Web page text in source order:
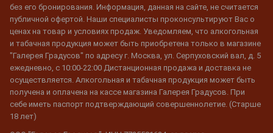
без его бронирования. Информация, данная на сайте, не считается
публичной офертой. Наши специалисты проконсультируют Вас о
ценах на товар и условиях продаж. Уведомляем, что алкогольная
и табачная продукция может быть приобретена только в магазине
"Галерея Градусов" по адресу г. Москва, ул. Серпуховский вал, д. 5
ежедневно, с 10:00-22:00 Дистанционная продажа и доставка не
осуществляется. Алкогольная и табачная продукция может быть
получена и оплачена на кассе магазина Галерея Градусов. При
себе иметь паспорт подтверждающий совершеннолетие. (Старше
18 лет)